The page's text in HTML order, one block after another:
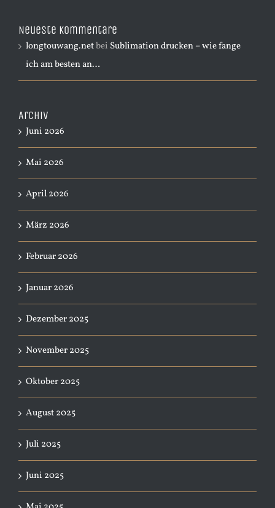
Neueste Kommentare
longtouwang.netbei Sublimation drucken – wie fange
ich am besten an…
Archiv
Juni 2026
Mai 2026
April 2026
März 2026
Februar 2026
Januar 2026
Dezember 2025
November 2025
Oktober 2025
August 2025
Juli 2025
Juni 2025